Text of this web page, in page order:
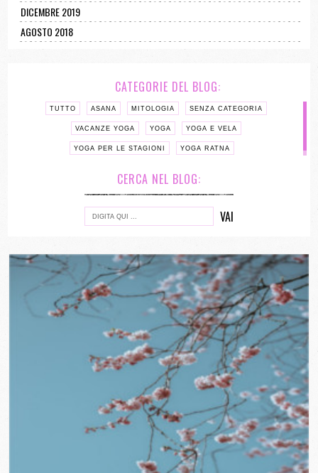
DICEMBRE 2019
AGOSTO 2018
CATEGORIE DEL BLOG:
TUTTO ASANA MITOLOGIA SENZA CATEGORIA
VACANZE YOGA YOGA YOGA E VELA
YOGA PER LE STAGIONI YOGA RATNA
CERCA NEL BLOG: